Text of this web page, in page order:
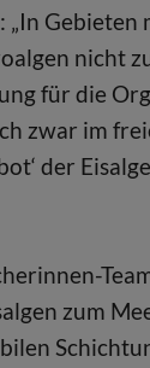
nicht
für die
zwar im
der
zum